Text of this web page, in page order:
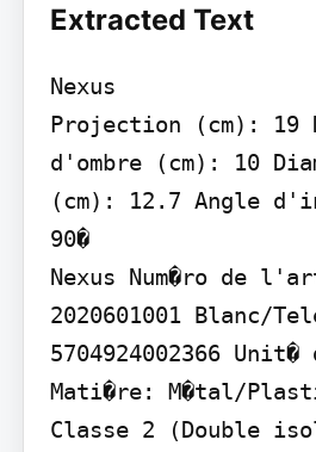
Extracted Text
Nexus
Projection (cm): 19
d'ombre (cm): 10
(cm): 12.7 Angle
90�
Nexus Num�ro de
2020601001 Blanc/
5704924002366
Mati�re: M�tal/
Classe 2 (Double